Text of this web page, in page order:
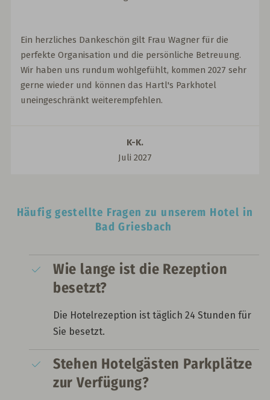
Ein herzliches Dankeschön gilt Frau Wagner für die
perfekte Organisation und die persönliche Betreuung.
Wir haben uns rundum wohlgefühlt, kommen 2027 sehr
gerne wieder und können das Hartl's Parkhotel
uneingeschränkt weiterempfehlen.
K-K.
Juli 2027
Häufig gestellte Fragen zu unserem Hotel in
Bad Griesbach
Wie lange ist die Rezeption
besetzt?
Die Hotelrezeption ist täglich 24 Stunden für
Sie besetzt.
Stehen Hotelgästen Parkplätze
zur Verfügung?